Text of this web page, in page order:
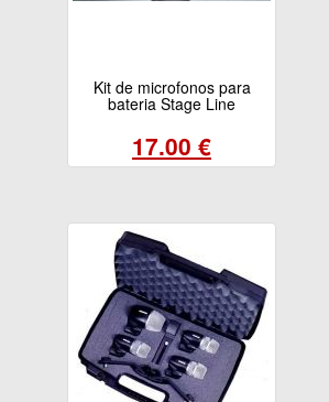
Kit de microfonos para
bateria Stage Line
17.00 €